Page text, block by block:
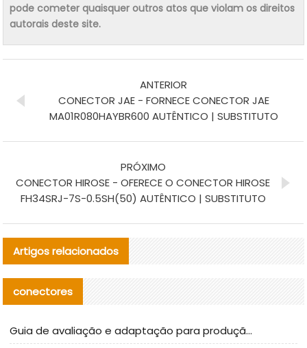
pode cometer quaisquer outros atos que violam os direitos
autorais deste site.
ANTERIOR
CONECTOR JAE - FORNECE CONECTOR JAE
MA01R080HAYBR600 AUTÊNTICO | SUBSTITUTO
PRÓXIMO
CONECTOR HIROSE - OFERECE O CONECTOR HIROSE
FH34SRJ-7S-0.5SH(50) AUTÊNTICO | SUBSTITUTO
Artigos relacionados
conectores
Guia de avaliação e adaptação para produção em massa de componentes de cabos nacionais CNC Tech